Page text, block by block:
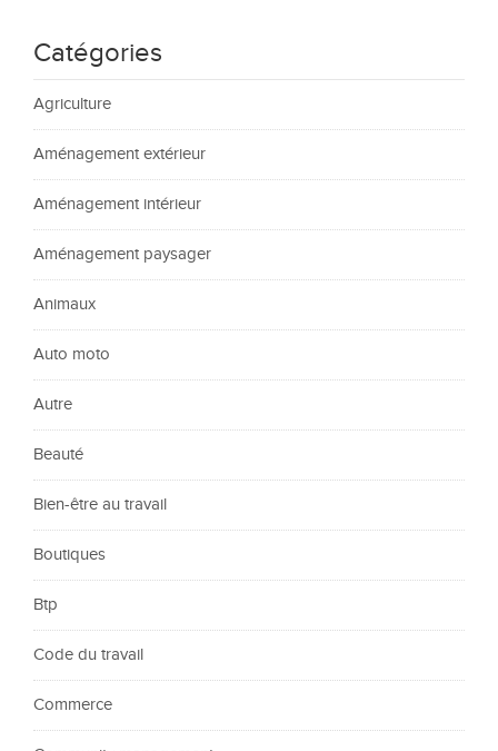
Catégories
Agriculture
Aménagement extérieur
Aménagement intérieur
Aménagement paysager
Animaux
Auto moto
Autre
Beauté
Bien-être au travail
Boutiques
Btp
Code du travail
Commerce